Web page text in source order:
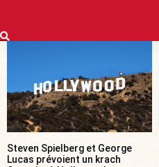
Steven Spielberg et George
Lucas prévoient un krach